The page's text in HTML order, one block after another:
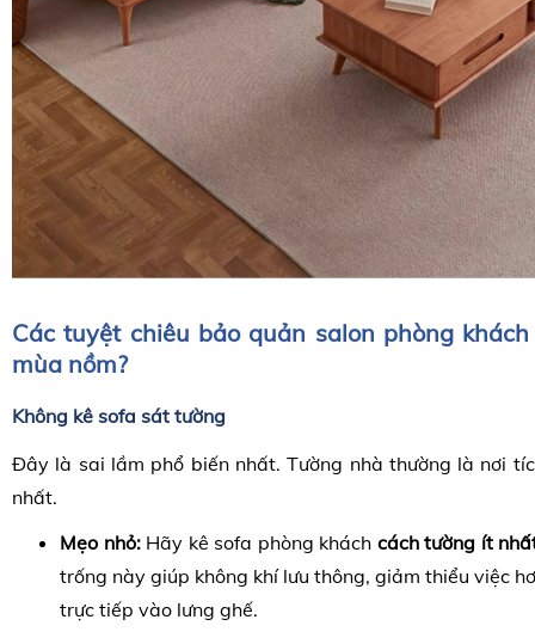
Các tuyệt chiêu bảo quản salon phòng khách
mùa nồm?
Không kê sofa sát tường
Đây là sai lầm phổ biến nhất. Tường nhà thường là nơi
nhất.
Mẹo nhỏ:Hãy kê sofa phòng khách cách tường ít
trống này giúp không khí lưu thông, giảm thiểu việc
trực tiếp vào lưng ghế.